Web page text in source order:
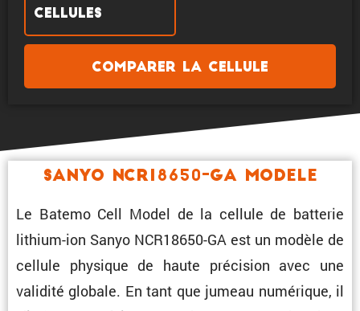
cellules
Comparer la cellule
Sanyo NCR18650-GA Modele
Le Batemo Cell Model de la cellule de batterie
lithium-ion Sanyo NCR18650-GA est un modèle de
cellule physique de haute préci­sion avec une
validité globale. En tant que jumeau numérique, il